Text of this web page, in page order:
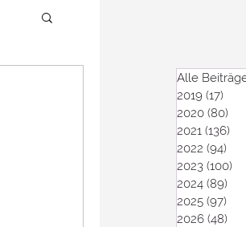
Alle
2019 (17)
2020 (80)
2021 (136)
2022 (94)
2023 (100)
2024 (89)
2025 (97)
2026 (48)